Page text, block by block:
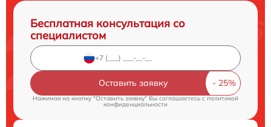
Бесплатная консультация со
специалистом
Оставить заявку
Нажимая на кнопку "Оставить заявку" Вы соглашаетесь cполитикой
конфиденциальности